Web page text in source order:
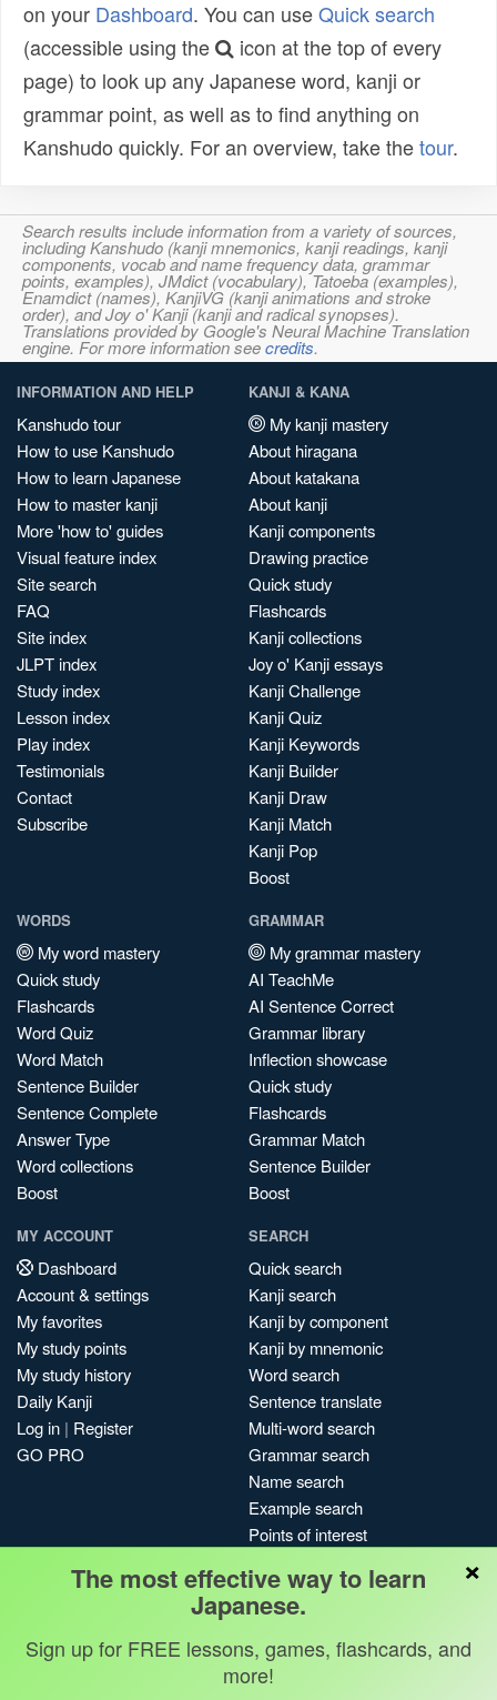
on your Dashboard. You can useQuick search
(accessible using the
icon at the top of every
page) to look up any Japanese word, kanji or
grammar point, as well as to find anything on
Kanshudo quickly. For an overview, take thetour.
Search results include information from a variety of sources,
including Kanshudo (kanji mnemonics, kanji readings, kanji
components, vocab and name frequency data, grammar
points, examples), JMdict (vocabulary), Tatoeba (examples),
Enamdict (names), KanjiVG (kanji animations and stroke
order), and Joy o' Kanji (kanji and radical synopses).
Translations provided by Google's Neural Machine Translation
engine. For more information seecredits.
INFORMATION AND HELP
Kanshudo tour
How to use Kanshudo
How to learn Japanese
How to master kanji
More 'how to' guides
Visual feature index
Site search
FAQ
Site index
JLPT index
Study index
Lesson index
Play index
Testimonials
Contact
Subscribe
KANJI & KANA
My kanji mastery
About hiragana
About katakana
About kanji
Kanji components
Drawing practice
Quick study
Flashcards
Kanji collections
Joy o' Kanji essays
Kanji Challenge
Kanji Quiz
Kanji Keywords
Kanji Builder
Kanji Draw
Kanji Match
Kanji Pop
Boost
WORDS
My word mastery
Quick study
Flashcards
Word Quiz
Word Match
Sentence Builder
Sentence Complete
Answer Type
Word collections
Boost
GRAMMAR
My grammar mastery
AI TeachMe
AI Sentence Correct
Grammar library
Inflection showcase
Quick study
Flashcards
Grammar Match
Sentence Builder
Boost
MY ACCOUNT
Dashboard
Account & settings
My favorites
My study points
My study history
Daily Kanji
Log in | Register
GO PRO
SEARCH
Quick search
Kanji search
Kanji by component
Kanji by mnemonic
Word search
Sentence translate
Multi-word search
Grammar search
Name search
Example search
Points of interest
My search history
Search index
Blog
×
The most effective way to learn
Japanese.
Sign up for FREE lessons, games, flashcards, and
more!